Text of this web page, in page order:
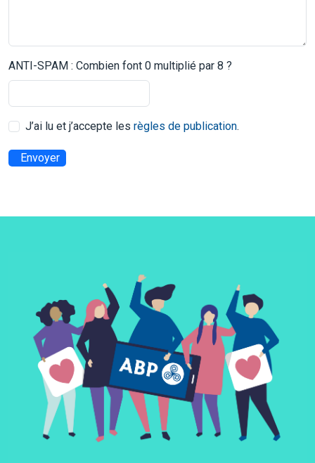
ANTI-SPAM : Combien font 0 multiplié par 8 ?
J’ai lu et j’accepte les règles de publication.
Envoyer